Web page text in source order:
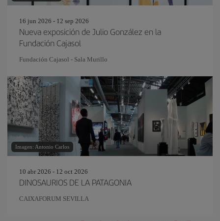
16 jun 2026 - 12 sep 2026
Nueva exposición de Julio González en la
Fundación Cajasol
Fundación Cajasol - Sala Murillo
Imagen: Antonio Carlos
10 abr 2026 - 12 oct 2026
DINOSAURIOS DE LA PATAGONIA
CAIXAFORUM SEVILLA